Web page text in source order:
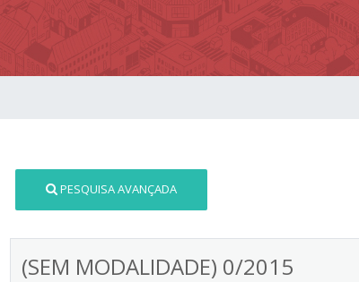
PESQUISA AVANÇADA
(SEM MODALIDADE) 0/2015